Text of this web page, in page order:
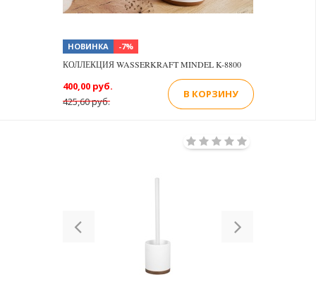
НОВИНКА -7%
КОЛЛЕКЦИЯ WASSERKRAFT MINDEL K-8800
425,60 руб.
400,00 руб.
В КОРЗИНУ